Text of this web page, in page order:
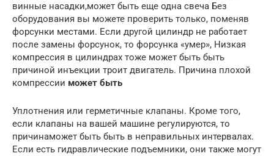
винные насадки,может быть еще одна свеча Без
оборудования вы можете проверить только, поменяв
форсунки местами. Если другой цилиндр не работает
после замены форсунок, то форсунка «умер», Низкая
компрессия в цилиндрах тоже может быть быть
причиной инъекции троит двигатель. Причина плохой
компрессии может быть
Уплотнения или герметичные клапаны. Кроме того,
если клапаны на вашей машине регулируются, то
причинаможет быть быть в неправильных интервалах.
Если есть гидравлические подъемники, они также могут